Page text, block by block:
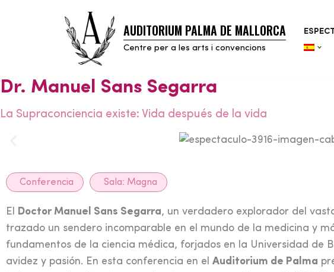
AUDITORIUM PALMA DE MALLORCA
Centre per a les arts i convencions
Dr. Manuel Sans Segarra
La Supraconciencia existe: Vida después de la vida
Conferencia Sala: Magna
El Doctor Manuel Sans Segarra, un verdadero explorador del
trazado un sendero incomparable en el mundo de la medicina y
fundamentos de la ciencia médica, forjados en la Universidad de
avidez y pasión. En esta conferencia en el Auditorium de Palma